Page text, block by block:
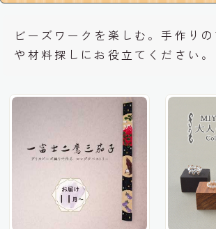
ビーズワークを楽しむ。手作り
や材料探しにお役立てください。